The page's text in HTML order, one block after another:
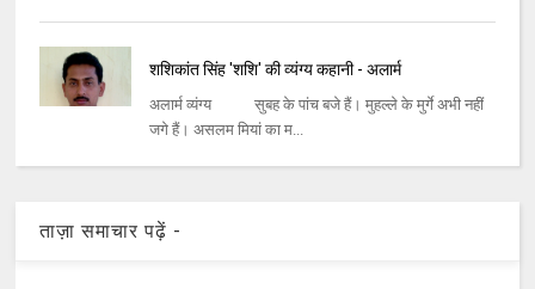
शशिकांत सिंह 'शशि' की व्यंग्य कहानी - अलार्म
अलार्म व्यंग्य सुबह के पांच बजे हैं। मुहल्ले के मुर्गे अभी नहीं
जगे हैं। असलम मियां का म...
ताज़ा समाचार पढ़ें -